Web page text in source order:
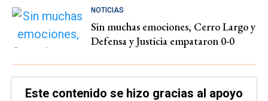
NOTICIAS
Sin muchas emociones, Cerro Largo y
Defensa y Justicia empataron 0-0
Este contenido se hizo gracias al apoyo